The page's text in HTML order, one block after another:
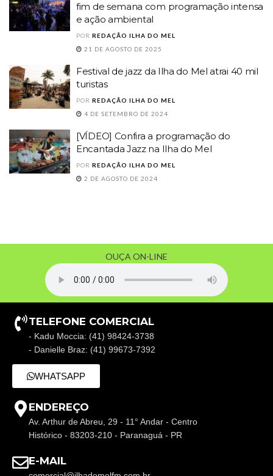
fim de semana com programação intensa
e ação ambiental
POR REDAÇÃO ILHA DO MEL
21 DE AGOSTO DE 2025
Festival de jazz da Ilha do Mel atrai 40 mil
turistas
POR REDAÇÃO ILHA DO MEL
4 DE SETEMBRO DE 2024
[VÍDEO] Confira a programação do
Encantada Jazz na Ilha do Mel
POR REDAÇÃO ILHA DO MEL
2 DE AGOSTO DE 2024
OUÇA ON-LINE
TELEFONE COMERCIAL
- Kadu Moccia: (41) 98424-3738
- Danielle Braz: (41) 99673-7392
WHATSAPP
ENDEREÇO
Av. Arthur de Abreu, 29 - 11° Andar - Centro
Histórico - 83203-210 - Paranaguá - PR
E-MAIL